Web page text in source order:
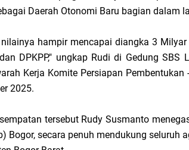
Daerah Otonomi Baru bagian dalam
nilainya hampir mencapai diangka 3
DPKPP," ungkap Rudi di Gedung
Kerja Komite Persiapan
2025.
tersebut Rudy Susmanto
Bogor, secara penuh mendukung seluruh